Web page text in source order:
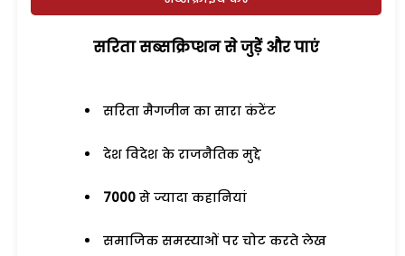
सरिता सब्सक्रिप्शन से जुड़ेें और पाएं
सरिता मैगजीन का सारा कंटेंट
देश विदेश के राजनैतिक मुद्दे
7000 से ज्यादा कहानियां
समाजिक समस्याओं पर चोट करते लेख